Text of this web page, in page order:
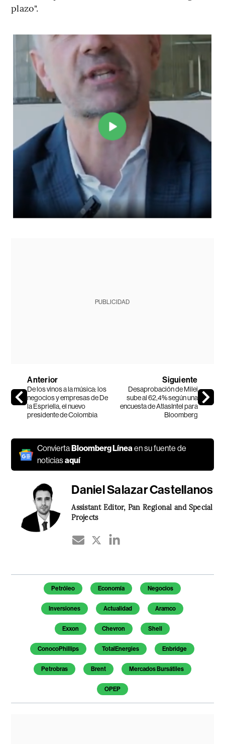
plazo".
PUBLICIDAD
Anterior
De los vinos a la música: los
negocios y empresas de De
la Espriella, el nuevo
presidente de Colombia
Siguiente
Desaprobación de Milei
sube al 62,4% según una
encuesta de AtlasIntel para
Bloomberg
Convierta Bloomberg Líneaen su fuente de
noticiasaquí
Daniel Salazar Castellanos
Assistant Editor, Pan Regional and Special
Projects
Temas de este artículo
Petróleo Economía Negocios
Inversiones Actualidad Aramco
Exxon Chevron Shell
ConocoPhillips TotalEnergies Enbridge
Petrobras Brent Mercados Bursátiles
OPEP